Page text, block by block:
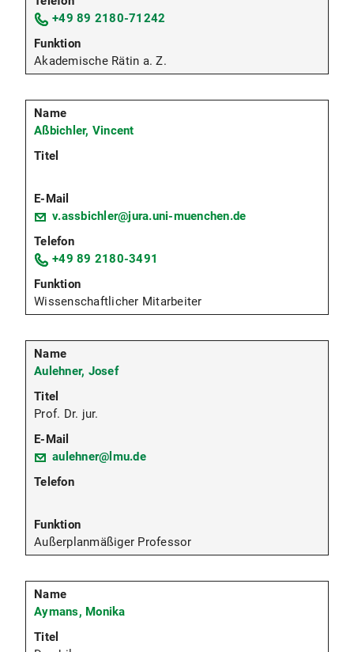
+49 89 2180-71242
Akademische Rätin a. Z.
Aßbichler, Vincent
v.assbichler@jura.uni-muenchen.de
+49 89 2180-3491
Wissenschaftlicher Mitarbeiter
Aulehner, Josef
Prof. Dr. jur.
aulehner@lmu.de
Außerplanmäßiger Professor
Aymans, Monika